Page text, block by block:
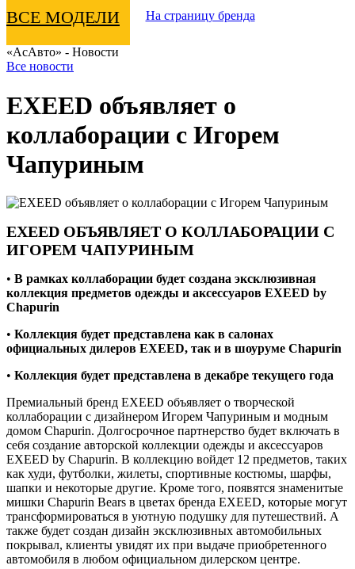
ВСЕ МОДЕЛИ На страницу бренда
«АсАвто» - Новости
Все новости
EXEED объявляет о
коллаборации с Игорем
Чапуриным
EXEED ОБЪЯВЛЯЕТ О КОЛЛАБОРАЦИИ С
ИГОРЕМ ЧАПУРИНЫМ
• В рамках коллаборации будет создана эксклюзивная
коллекция предметов одежды и аксессуаров EXEED by
Chapurin
• Коллекция будет представлена как в салонах
официальных дилеров EXEED, так и в шоуруме Chapurin
• Коллекция будет представлена в декабре текущего года
Премиальный бренд EXEED объявляет о творческой
коллаборации с дизайнером Игорем Чапуриным и модным
домом Chapurin. Долгосрочное партнерство будет включать в
себя создание авторской коллекции одежды и аксессуаров
EXEED by Chapurin. В коллекцию войдет 12 предметов, таких
как худи, футболки, жилеты, спортивные костюмы, шарфы,
шапки и некоторые другие. Кроме того, появятся знаменитые
мишки Chapurin Bears в цветах бренда EXEED, которые могут
трансформироваться в уютную подушку для путешествий. А
также будет создан дизайн эксклюзивных автомобильных
покрывал, клиенты увидят их при выдаче приобретенного
автомобиля в любом официальном дилерском центре.